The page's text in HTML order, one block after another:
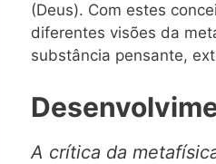
(Deus). Com estes
diferentes visões da
substância pensante,
A crítica da